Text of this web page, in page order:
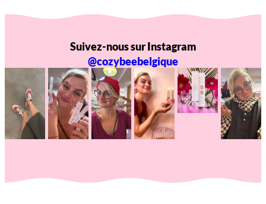
Suivez-nous sur Instagram
@cozybeebelgique